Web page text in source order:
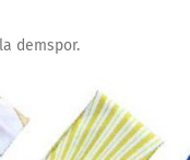
demspor.